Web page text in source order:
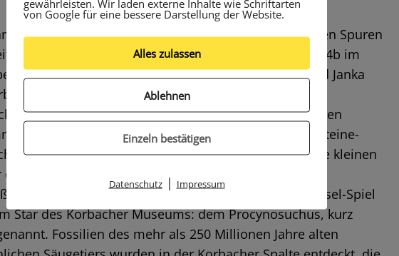
eine gute Stunde Zugfahrt von Kassel entfernt auf den Spuren
wandeln kann, erfuhren die Kinder der Klasse 4b im
bei einer Tagesfahrt mit ihrer Klassenlehrerin Ingrid Janka
buddelten sie beim museumspädagogischen
des Wolfgang Bonhage Museums in einer großen Steine-
Skelettteilen von Urzeittieren. In Gruppen bauten die kleinen
die Modelle dann zusammen.
näherten sich die Königstorkinder mit einem Rätsel-Spiel
Star des Korbacher Museums: dem Procynosuchus, kurz
Fossilien des mehr als 250 Millionen Jahre alten
gewährleisten. Wir laden externe Inhalte wie Schriftarten
von Google für eine bessere Darstellung der Website.
Alles zulassen
Ablehnen
Einzeln bestätigen
Datenschutz| Impressum